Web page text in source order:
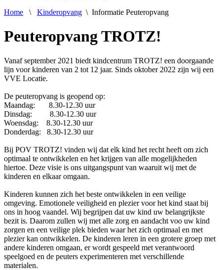
Home
\ Kinderopvang \ Informatie Peuteropvang
Peuteropvang TROTZ!
Vanaf september 2021 biedt kindcentrum TROTZ! een doorgaande
lijn voor kinderen van 2 tot 12 jaar. Sinds oktober 2022 zijn wij een
VVE Locatie.
De peuteropvang is geopend op:
Maandag: 8.30-12.30 uur
Dinsdag: 8.30-12.30 uur
Woensdag: 8.30-12.30 uur
Donderdag: 8.30-12.30 uur
Bij POV TROTZ! vinden wij dat elk kind het recht heeft om zich
optimaal te ontwikkelen en het krijgen van alle mogelijkheden
hiertoe. Deze visie is ons uitgangspunt van waaruit wij met de
kinderen en elkaar omgaan.
Kinderen kunnen zich het beste ontwikkelen in een veilige
omgeving. Emotionele veiligheid en plezier voor het kind staat bij
ons in hoog vaandel. Wij begrijpen dat uw kind uw belangrijkste
bezit is. Daarom zullen wij met alle zorg en aandacht voo uw kind
zorgen en een veilige plek bieden waar het zich optimaal en met
plezier kan ontwikkelen. De kinderen leren in een grotere groep met
andere kinderen omgaan, er wordt gespeeld met verantwoord
speelgoed en de peuters experimenteren met verschillende
materialen.